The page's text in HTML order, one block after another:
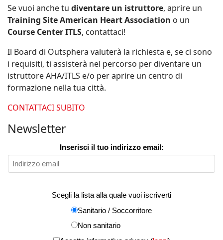
Se vuoi anche tu diventare un istruttore, aprire un
Training Site American Heart Association o un
Course Center ITLS, contattaci!
Il Board di Outsphera valuterà la richiesta e, se ci sono
i requisiti, ti assisterà nel percorso per diventare un
istruttore AHA/ITLS e/o per aprire un centro di
formazione nella tua città.
CONTATTACI SUBITO
Newsletter
Inserisci il tuo indirizzo email:
Scegli la lista alla quale vuoi iscriverti
Sanitario / Soccorritore
Non sanitario